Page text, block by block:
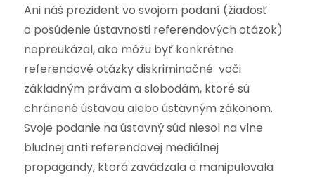
Ani náš prezident vo svojom podaní (žiadosť
o posúdenie ústavnosti referendových otázok)
nepreukázal, ako môžu byť konkrétne
referendové otázky diskriminačné voči
základným právam a slobodám, ktoré sú
chránené ústavou alebo ústavným zákonom.
Svoje podanie na ústavný súd niesol na vlne
bludnej anti referendovej mediálnej
propagandy, ktorá zavádzala a manipulovala